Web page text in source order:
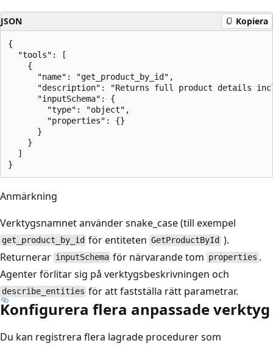
JSON Kopiera
{
  "tools": [
    {
      "name": "get_product_by_id",
"description": "Returns full product details
      "inputSchema": {
        "type": "object",
        "properties": {}
      }
    }
  ]
Anmärkning
Verktygsnamnet använder snake_case (till exempel
get_product_by_id för entiteten GetProductById ).
Returnerar inputSchema för närvarande tom properties .
Agenter förlitar sig på verktygsbeskrivningen och
describe_entities för att fastställa rätt parametrar.
Konfigurera flera anpassade verktyg
Du kan registrera flera lagrade procedurer som